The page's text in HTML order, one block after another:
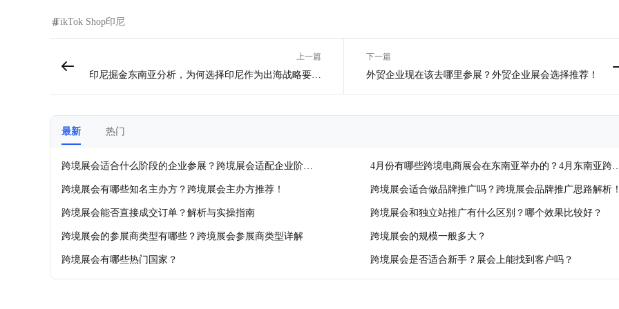
TikTok Shop印尼
上一篇
​​印尼掘金东南亚分析，为何选择印尼作为出海战略要地​​
下一篇
​​外贸企业现在该去哪里参展？​​外贸企业展会选择推荐！
最新 热门
跨境展会适合什么阶段的企业参展？跨境展会适配企业阶段
4月份有哪些跨境电商展会在东南亚举办的？4月东南亚跨
跨境展会有哪些知名主办方？跨境展会主办方推荐！
跨境展会适合做品牌推广吗？跨境展会品牌推广思路解析
跨境展会能否直接成交订单？解析与实操指南 跨境展会和独立站推广有什么区别？哪个效果比较好？
跨境展会的参展商类型有哪些？跨境展会参展商类型详解 跨境展会的规模一般多大？
跨境展会有哪些热门国家？ 跨境展会是否适合新手？展会上能找到客户吗？